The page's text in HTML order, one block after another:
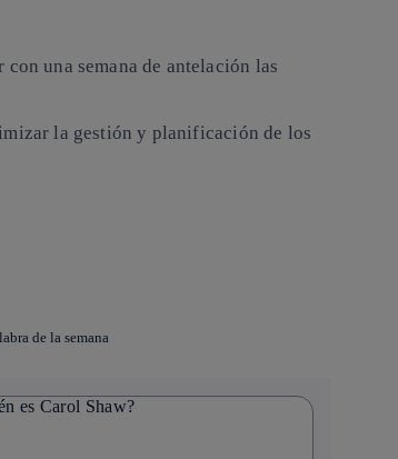
una semana de antelación las
la gestión y planificación de los
de la semana
es Carol Shaw?